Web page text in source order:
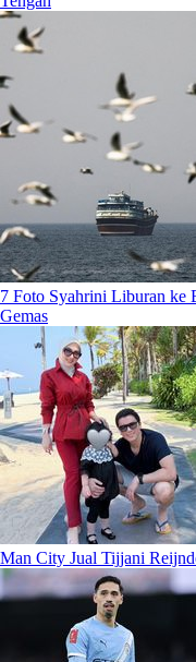
7 Foto Syahrini Liburan ke
Gemas
Man City Jual Tijjani